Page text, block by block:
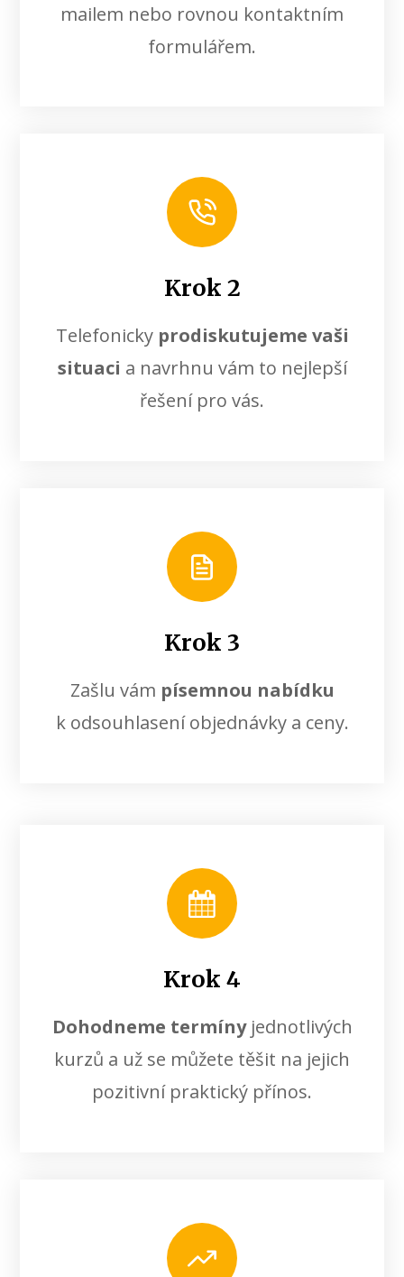
mailem nebo rovnou kontaktním
formulářem.
Krok 2
Telefonicky prodiskutujeme vaši
situaci a navrhnu vám to nejlepší
řešení pro vás.
Krok 3
Zašlu vám písemnou nabídku
k odsouhlasení objednávky a ceny.
Krok 4
Dohodneme termínyjednotlivých
kurzů a už se můžete těšit na jejich
pozitivní praktický přínos.